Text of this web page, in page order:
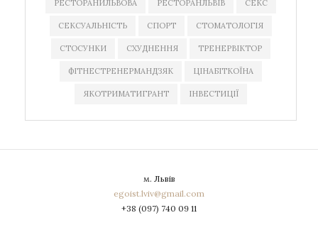
РЕСТОРАНИЛЬВОВА РЕСТОРАНЛЬВІВ СЕКС
СЕКСУАЛЬНІСТЬ СПОРТ СТОМАТОЛОГІЯ
СТОСУНКИ СХУДНЕННЯ ТРЕНЕРВІКТОР
ФІТНЕСТРЕНЕРМАНДЗЯК ЦІНАБІТКОЇНА
ЯКОТРИМАТИГРАНТ ІНВЕСТИЦІЇ
м. Львів
egoist.lviv@gmail.com
+38 (097) 740 09 11